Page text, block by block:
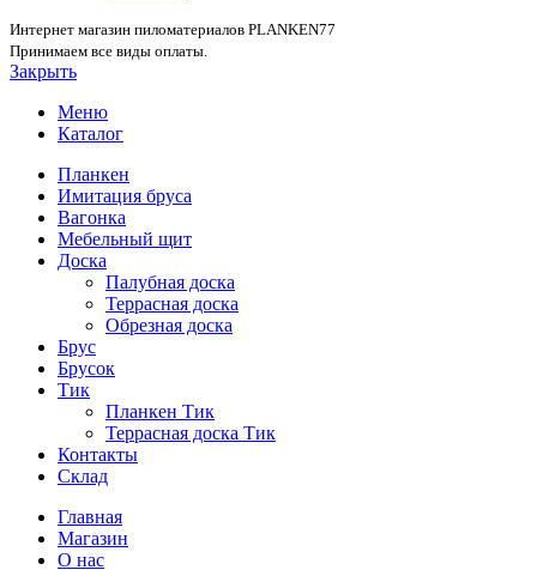
Интернет магазин пиломатериалов PLANKEN77
Принимаем все виды оплаты.
Закрыть
Меню
Каталог
Планкен
Имитация бруса
Вагонка
Мебельный щит
Доска
Палубная доска
Террасная доска
Обрезная доска
Брус
Брусок
Тик
Планкен Тик
Террасная доска Тик
Контакты
Склад
Главная
Магазин
О нас